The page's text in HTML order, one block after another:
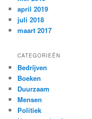
april 2019
juli 2018
maart 2017
CATEGORIEËN
Bedrijven
Boeken
Duurzaam
Mensen
Politiek